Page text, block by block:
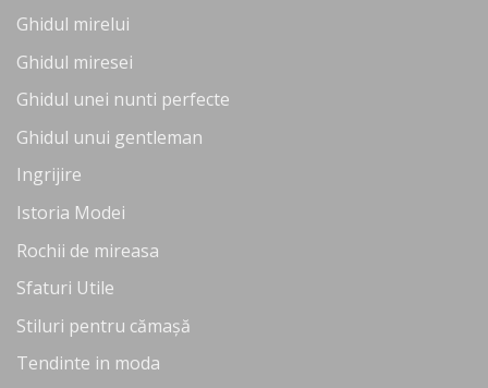
Ghidul mirelui
Ghidul miresei
Ghidul unei nunti perfecte
Ghidul unui gentleman
Ingrijire
Istoria Modei
Rochii de mireasa
Sfaturi Utile
Stiluri pentru cămașă
Tendinte in moda